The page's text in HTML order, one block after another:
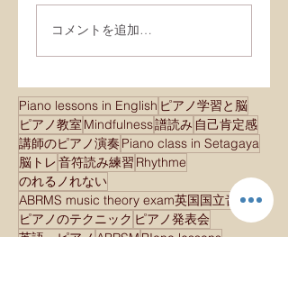
コメントを追加…
Piano lessons in English ピアノ学習と脳
ピアノ教室 Mindfulness譜読み 自己肯定感
講師のピアノ演奏 Piano class in Setagaya
脳トレ音符読み練習 Rhythme
のれるノれない
ABRMS music theory exam英国国立音楽院検定試験
ピアノのテクニック ピアノ発表会
英語・ピアノABRSMPIano lessons